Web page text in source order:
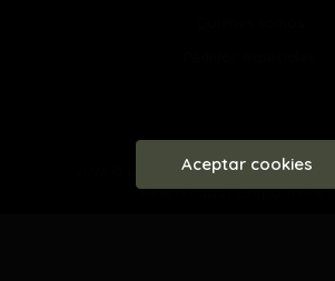
Librería Entre Líneas. Todos
Reservados |Grupo
Aceptar cookies